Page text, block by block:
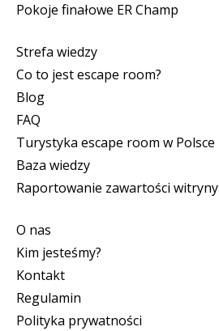
Pokoje finałowe ER Champ
Strefa wiedzy
Co to jest escape room?
Blog
FAQ
Turystyka escape room w Polsce
Baza wiedzy
Raportowanie zawartości witryny
O nas
Kim jesteśmy?
Kontakt
Regulamin
Polityka prywatności